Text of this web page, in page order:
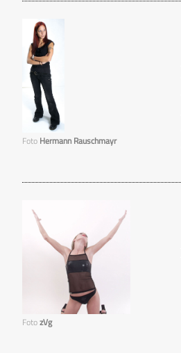
Foto Hermann Rauschmayr
FotozVg